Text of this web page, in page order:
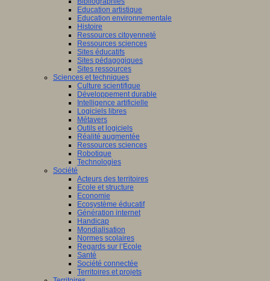
Education artistique
Education environnementale
Histoire
Ressources citoyenneté
Ressources sciences
Sites éducatifs
Sites pédagogiques
Sites ressources
Sciences et techniques
Culture scientifique
Développement durable
Intelligence artificielle
Logiciels libres
Métavers
Outils et logiciels
Réalité augmentée
Ressources sciences
Robotique
Technologies
Société
Acteurs des territoires
Ecole et structure
Economie
Ecosystème éducatif
Génération internet
Handicap
Mondialisation
Normes scolaires
Regards sur l’Ecole
Santé
Société connectée
Territoires et projets